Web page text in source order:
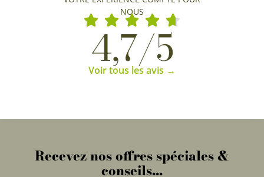
NOUS
4,7/5
Voir tous les avis →
Recevez nos offres spéciales &
conseils...